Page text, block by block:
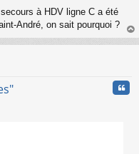
à HDV ligne C a été
André, on sait pourquoi ?
au